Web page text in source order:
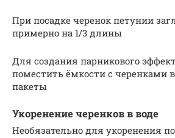
При посадке черенок петунии
примерно на 1/3 длины
Для создания парникового
поместить ёмкости с черенками
пакеты
Укоренение черенков в воде
Необязательно для укоренения